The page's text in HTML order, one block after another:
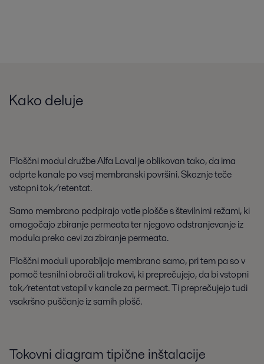
Kako deluje
Ploščni modul družbe Alfa Laval je oblikovan tako, da ima
odprte kanale po vsej membranski površini. Skoznje teče
vstopni tok/retentat.
Samo membrano podpirajo votle plošče s številnimi režami, ki
omogočajo zbiranje permeata ter njegovo odstranjevanje iz
modula preko cevi za zbiranje permeata.
Ploščni moduli uporabljajo membrano samo, pri tem pa so v
pomoč tesnilni obroči ali trakovi, ki preprečujejo, da bi vstopni
tok/retentat vstopil v kanale za permeat. Ti preprečujejo tudi
vsakršno puščanje iz samih plošč.
Tokovni diagram tipične inštalacije